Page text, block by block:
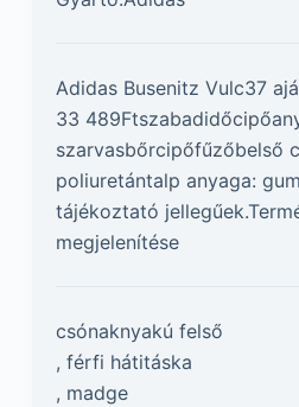
Adidas Busenitz Vulc37
33
szarvasbőrcipőfűzőbelső
poliuretántalp anyaga:
tájékoztató
megjelenítése
csónaknyakú felső
, férfi hátitáska
, madge